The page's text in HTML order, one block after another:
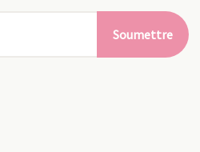
Soumettre